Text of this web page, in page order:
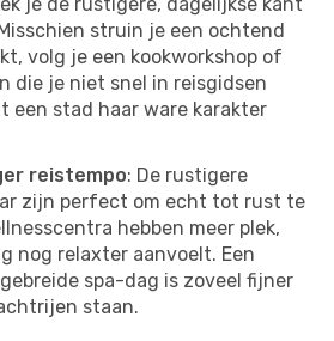
struin je een ochtend
volg je een kookworkshop of
die je niet snel in reisgidsen
een stad haar ware karakter
reistempo: De rustigere
zijn perfect om echt tot rust te
hebben meer plek,
nog relaxter aanvoelt. Een
spa-dag is zoveel fijner
staan.